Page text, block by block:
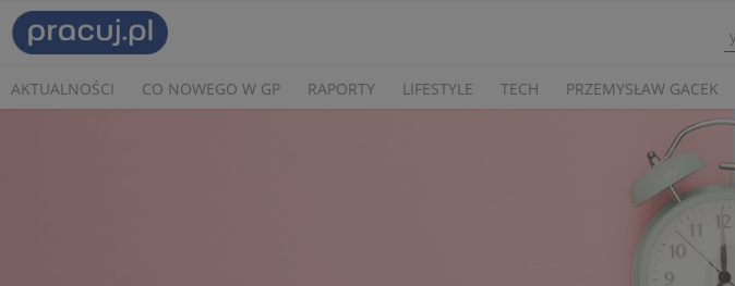
AKTUALNOŚCI CO NOWEGO W GP RAPORTY LIFESTYLE TECH PRZEMYSŁAW GACEK